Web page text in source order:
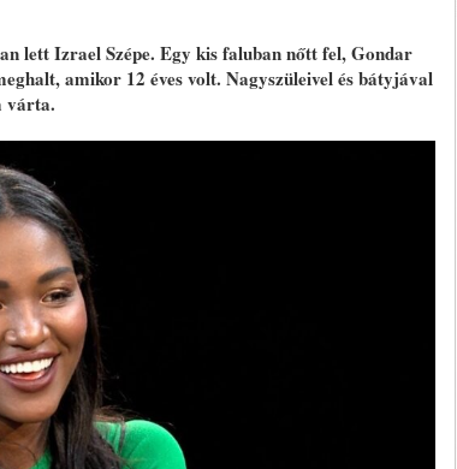
lett Izrael Szépe. Egy kis faluban nőtt fel, Gondar
amikor 12 éves volt. Nagyszüleivel és bátyjával
várta.